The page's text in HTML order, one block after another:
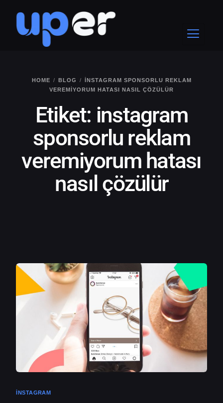
HOME BLOG
INSTAGRAM SPONSORLU REKLAM
VEREMIYORUM HATASI NASIL ÇÖZÜLÜR
Etiket: instagram
sponsorlu reklam
veremiyorum hatası
nasıl çözülür
INSTAGRAM